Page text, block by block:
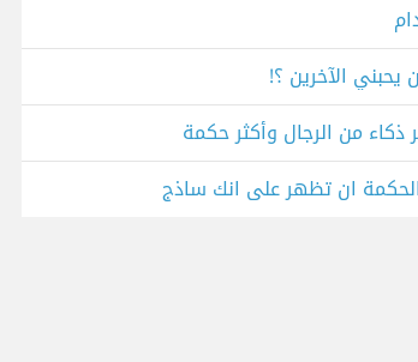
الآخرين ؟!
ذكاء من الرجال وأكثر حكمة
الحكمة ان تظهر على انك ساذج